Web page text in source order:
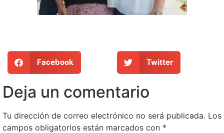
Facebook Twitter
Deja un comentario
Tu dirección de correo electrónico no será publicada. Los
campos obligatorios están marcados con *